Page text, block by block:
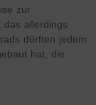
zur
das allerdings
dürften jedem
hat, die